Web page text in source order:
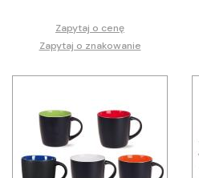
Zapytaj o cenę
Zapytaj o znakowanie